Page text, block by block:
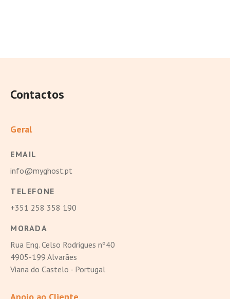
Contactos
Geral
EMAIL
info@myghost.pt
TELEFONE
+351 258 358 190
MORADA
Rua Eng. Celso Rodrigues nº40
4905-199 Alvarães
Viana do Castelo - Portugal